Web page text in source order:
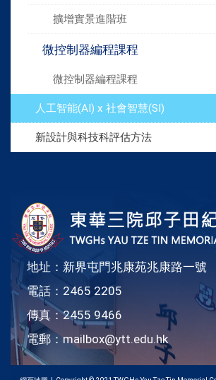
擴增實景進階班
微控制器編程課程
微控制器編程課程
人工智能(AI) x 社會智慧(SI)
新設計與科技科評估方法
地址：新界屯門兆康苑兆康路一號
電話：2465 2205
傳真：2455 9466
電郵：mailbox@ytt.edu.hk